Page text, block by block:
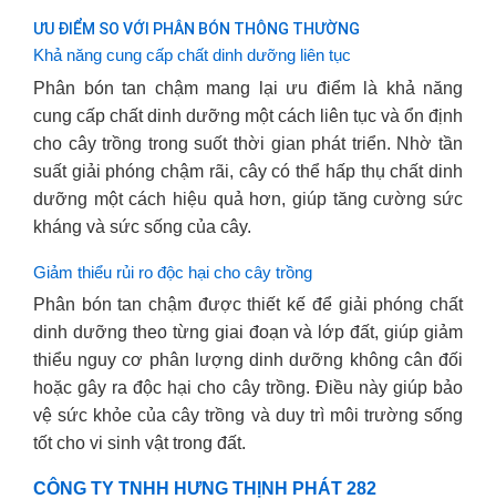
ƯU ĐIỂM SO VỚI PHÂN BÓN THÔNG THƯỜNG
Khả năng cung cấp chất dinh dưỡng liên tục
Phân bón tan chậm mang lại ưu điểm là khả năng
cung cấp chất dinh dưỡng một cách liên tục và ổn định
cho cây trồng trong suốt thời gian phát triển. Nhờ tần
suất giải phóng chậm rãi, cây có thể hấp thụ chất dinh
dưỡng một cách hiệu quả hơn, giúp tăng cường sức
kháng và sức sống của cây.
Giảm thiểu rủi ro độc hại cho cây trồng
Phân bón tan chậm được thiết kế để giải phóng chất
dinh dưỡng theo từng giai đoạn và lớp đất, giúp giảm
thiểu nguy cơ phân lượng dinh dưỡng không cân đối
hoặc gây ra độc hại cho cây trồng. Điều này giúp bảo
vệ sức khỏe của cây trồng và duy trì môi trường sống
tốt cho vi sinh vật trong đất.
CÔNG TY TNHH HƯNG THỊNH PHÁT 282